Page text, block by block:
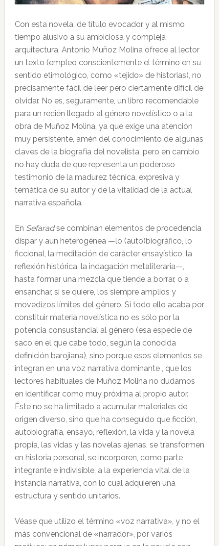
Con esta novela, de título evocador y al mismo
tiempo alusivo a su ambiciosa y compleja
arquitectura, Antonio Muñoz Molina ofrece al lector
un texto (empleo conscientemente el término en su
sentido etimológico, como «tejido» de historias), no
precisamente fácil de leer pero ciertamente difícil de
olvidar. No es, seguramente, un libro recomendable
para un recién llegado al género novelístico o a la
obra de Muñoz Molina, ya que exige una atención
muy persistente, amén del conocimiento de algunas
claves de la biografía del novelista, pero en cambio
no hay duda de que representa un poderoso
testimonio de la madurez técnica, expresiva y
temática de su autor y de la vitalidad de la actual
narrativa española.
En Sefaradse combinan elementos de procedencia
dispar y aun heterogénea —lo (auto)biográfico, lo
ficcional, la meditación de carácter ensayístico, la
reflexión histórica, la indagación metaliteraria—,
hasta formar una mezcla que tiende a borrar, o a
ensanchar, si se quiere, los siempre amplios y
movedizos límites del género. Si todo ello acaba por
constituir materia novelística no es sólo por la
potencia consustancial al género (esa especie de
saco en el que cabe todo, según la conocida
definición barojiana), sino porque esos elementos se
integran en una voz narrativa dominante , que los
lectores habituales de Muñoz Molina no dudamos
en identificar como muy próxima al propio autor.
Éste no se ha limitado a acumular materiales de
origen diverso, sino que ha conseguido que ficción,
autobiografía, ensayo, reflexión, la vida y la novela
propia, las vidas y las novelas ajenas, se transformen
en historia personal, se incorporen, como parte
integrante e indivisible, a la experiencia vital de la
instancia narrativa, con lo cual adquieren una
estructura y sentido unitarios.
Véase que utilizo el término «voz narrativa», y no el
más convencional de «narrador», por varios